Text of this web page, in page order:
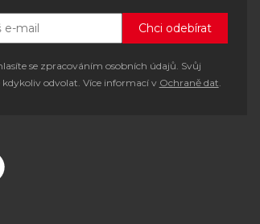
se zpracováním osobních údajů. Svůj
kdykoliv odvolat. Více informací v Ochraně dat.